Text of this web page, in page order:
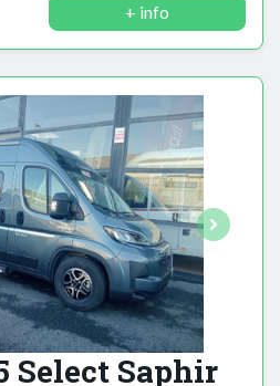
+ info
Select Saphir